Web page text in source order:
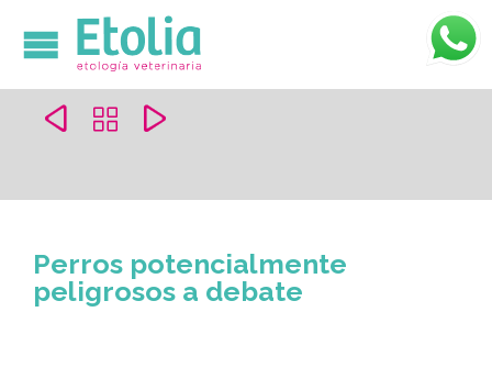

  
Perros potencialmente
peligrosos a debate